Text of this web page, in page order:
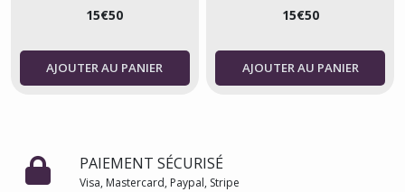
15€50
AJOUTER AU PANIER
15€50
AJOUTER AU PANIER
PAIEMENT SÉCURISÉ
Visa, Mastercard, Paypal, Stripe